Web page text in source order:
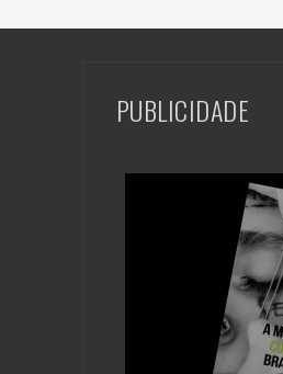
PUBLICIDADE